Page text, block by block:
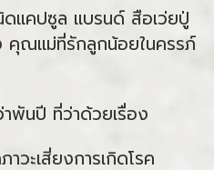
ดแคปซูล แบรนด์ สือเว่ยปู่
คุณแม่ที่รักลูกน้อยในครรภ์
พันปี ที่ว่าด้วยเรื่อง
วะเสี่ยงการเกิดโรค